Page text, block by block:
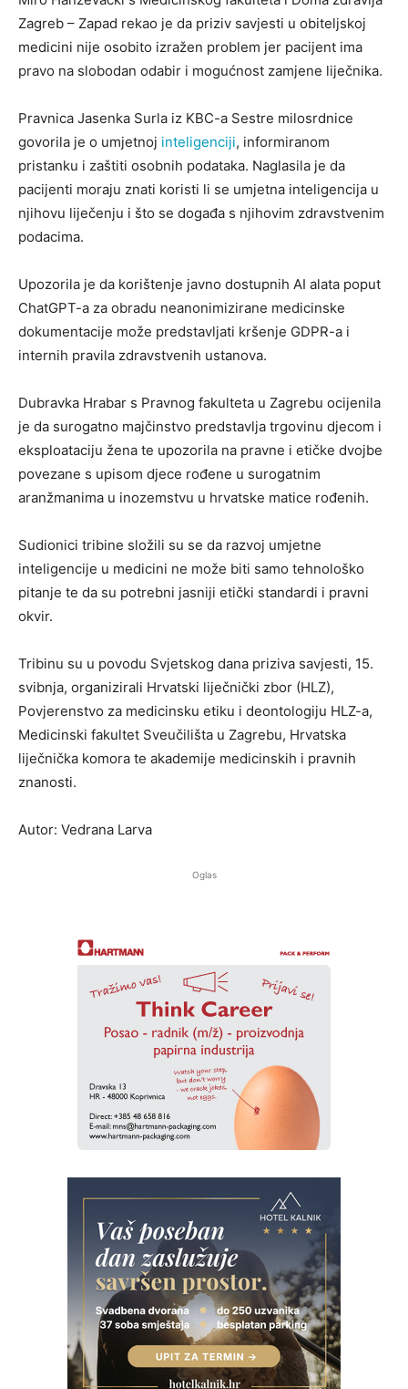
Zagreb – Zapad rekao je da priziv savjesti u obiteljskoj
medicini nije osobito izražen problem jer pacijent ima
pravo na slobodan odabir i mogućnost zamjene liječnika.
Pravnica Jasenka Surla iz KBC-a Sestre milosrdnice
govorila je o umjetnoj inteligenciji, informiranom
pristanku i zaštiti osobnih podataka. Naglasila je da
pacijenti moraju znati koristi li se umjetna inteligencija u
njihovu liječenju i što se događa s njihovim zdravstvenim
podacima.
Upozorila je da korištenje javno dostupnih AI alata poput
ChatGPT-a za obradu neanonimizirane medicinske
dokumentacije može predstavljati kršenje GDPR-a i
internih pravila zdravstvenih ustanova.
Dubravka Hrabar s Pravnog fakulteta u Zagrebu ocijenila
je da surogatno majčinstvo predstavlja trgovinu djecom i
eksploataciju žena te upozorila na pravne i etičke dvojbe
povezane s upisom djece rođene u surogatnim
aranžmanima u inozemstvu u hrvatske matice rođenih.
Sudionici tribine složili su se da razvoj umjetne
inteligencije u medicini ne može biti samo tehnološko
pitanje te da su potrebni jasniji etički standardi i pravni
okvir.
Tribinu su u povodu Svjetskog dana priziva savjesti, 15.
svibnja, organizirali Hrvatski liječnički zbor (HLZ),
Povjerenstvo za medicinsku etiku i deontologiju HLZ-a,
Medicinski fakultet Sveučilišta u Zagrebu, Hrvatska
liječnička komora te akademije medicinskih i pravnih
znanosti.
Autor: Vedrana Larva
Oglas